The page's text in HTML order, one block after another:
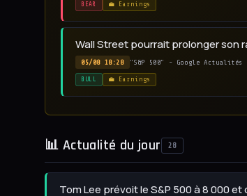
BEAR 💼 Earnings
Wall Street pourrait prolonger son
05/08 18:28 "S&P 500" - Google Actualités
BULL 💼 Earnings
📊 Actualité du jour 28
Tom Lee prévoit le S&P 500 à 8 000